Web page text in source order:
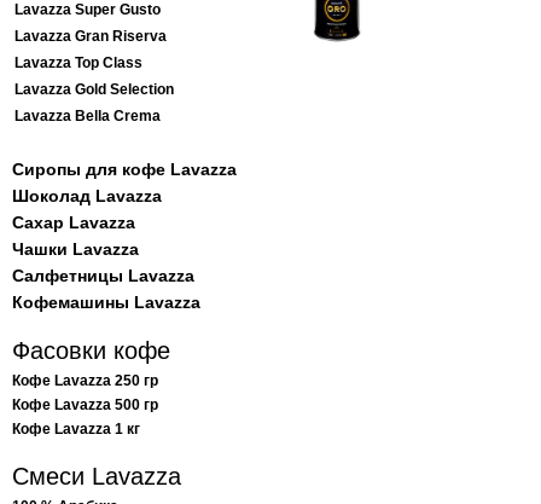
Lavazza Super Gusto
Lavazza Gran Riserva
Lavazza Top Class
Lavazza Gold Selection
Lavazza Bella Crema
Сиропы для кофе Lavazza
Шоколад Lavazza
Сахар Lavazza
Чашки Lavazza
Салфетницы Lavazza
Кофемашины Lavazza
Фасовки кофе
Кофе Lavazza 250 гр
Кофе Lavazza 500 гр
Кофе Lavazza 1 кг
Смеси Lavazza